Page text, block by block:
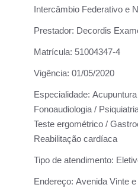
Intercâmbio Federativo e
Prestador: Decordis
Matrícula: 51004347-4
Vigência: 01/05/2020
Especialidade:
Fonoaudiologia /
Teste ergométrico /
Reabilitação cardíaca
Tipo de atendimento:
Endereço: Avenida Vinte